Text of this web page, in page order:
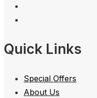
Quick Links
Special Offers
About Us